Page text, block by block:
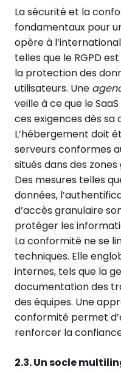
La sécurité et la
fondamentaux pour
opère à
telles que le RGPD
la protection des
utilisateurs. Une
veille à ce que le
ces exigences dès sa
L’hébergement doit
serveurs conformes
situés dans des
Des mesures telles
données,
d’accès granulaire
protéger les
La conformité ne se
techniques. Elle
internes, tels que la
documentation des
des équipes. Une
conformité permet
renforcer la
2.3. Un socle